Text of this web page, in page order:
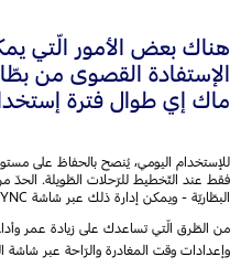
هناك بعض الأمور الّتي
الإستفادة القصوى من
ماك إي طوال فترة
البطّاريّة - ويمكن إدارة ذلك عبر شاشة SYNC.
من الطّرق الّتي تساعدك على زيادة عمر
وإعدادات وقت المغادرة والرّاحة عبر